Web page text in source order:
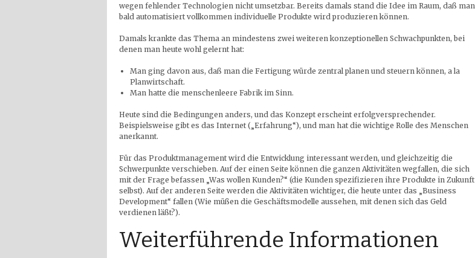
wegen fehlender Technologien nicht umsetzbar. Bereits damals stand die Idee im Raum, daß man
bald automatisiert vollkommen individuelle Produkte wird produzieren können.
Damals krankte das Thema an mindestens zwei weiteren konzeptionellen Schwachpunkten, bei
denen man heute wohl gelernt hat:
Man ging davon aus, daß man die Fertigung würde zentral planen und steuern können, a la
Planwirtschaft.
Man hatte die menschenleere Fabrik im Sinn.
Heute sind die Bedingungen anders, und das Konzept erscheint erfolgversprechender.
Beispielsweise gibt es das Internet („Erfahrung“), und man hat die wichtige Rolle des Menschen
anerkannt.
Für das Produktmanagement wird die Entwicklung interessant werden, und gleichzeitig die
Schwerpunkte verschieben. Auf der einen Seite können die ganzen Aktivitäten wegfallen, die sich
mit der Frage befassen „Was wollen Kunden?“ (die Kunden spezifizieren ihre Produkte in Zukunft
selbst). Auf der anderen Seite werden die Aktivitäten wichtiger, die heute unter das „Business
Development“ fallen (Wie müßen die Geschäftsmodelle aussehen, mit denen sich das Geld
verdienen läßt?).
Weiterführende Informationen